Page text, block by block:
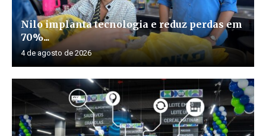
Nilo implanta tecnologia e reduz perdas em
70%...
4 de agosto de 2026